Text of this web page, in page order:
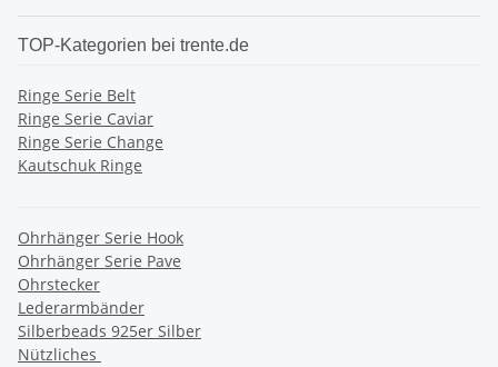
TOP-Kategorien bei trente.de
Ringe Serie Belt
Ringe Serie Caviar
Ringe Serie Change
Kautschuk Ringe
Ohrhänger Serie Hook
Ohrhänger Serie Pave
Ohrstecker
Lederarmbänder
Silberbeads 925er Silber
Nützliches